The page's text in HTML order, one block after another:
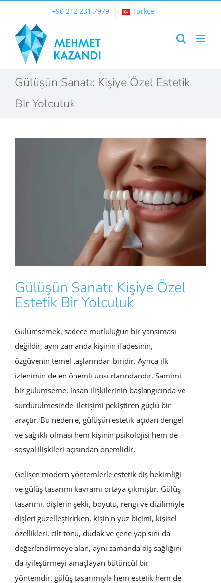
content
+90 212 231 7979 Türkçe
Gülüşün Sanatı: Kişiye Özel Estetik
Bir Yolculuk
Gülüşün Sanatı: Kişiye Özel
Estetik Bir Yolculuk
Gülümsemek, sadece mutluluğun bir yansıması
değildir, aynı zamanda kişinin ifadesinin,
özgüvenin temel taşlarından biridir. Ayrıca ilk
izlenimin de en önemli unsurlarındandır. Samimi
bir gülümseme, insan ilişkilerinin başlangıcında ve
sürdürülmesinde, iletişimi pekiştiren güçlü bir
araçtır. Bu nedenle, gülüşün estetik açıdan dengeli
ve sağlıklı olması hem kişinin psikolojisi hem de
sosyal ilişkileri açısından önemlidir.
Gelişen modern yöntemlerle estetik diş hekimliği
ve gülüş tasarımı kavramı ortaya çıkmıştır. Gülüş
tasarımı, dişlerin şekli, boyutu, rengi ve dizilimiyle
dişleri güzelleştirirken, kişinin yüz biçimi, kişisel
özellikleri, cilt tonu, dudak ve çene yapısını da
değerlendirmeye alan, aynı zamanda diş sağlığını
da iyileştirmeyi amaçlayan bütüncül bir
yöntemdir. gülüş tasarımıyla hem estetik hem de